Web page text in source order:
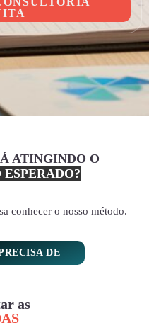
ATINGINDO O
conhecer o nosso método.
DE
as